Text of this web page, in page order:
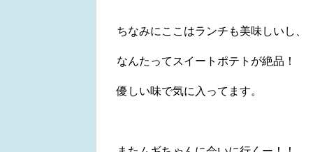
ちなみにここはランチも美味しいし、
なんたってスイートポテトが絶品！
優しい味で気に入ってます。